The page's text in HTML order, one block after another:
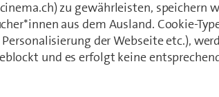
der Markt weiter und ist
Technologisch sticht
hervor, was
Erreichen der
zu gewährleisten, speichern
aus dem Ausland. Cookie-
der Webseite etc.),
und es erfolgt keine